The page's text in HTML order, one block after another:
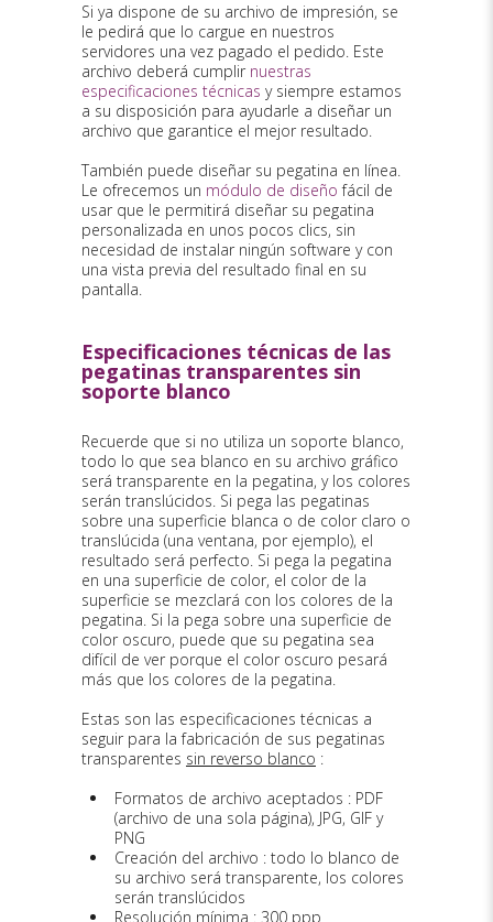
Si ya dispone de su archivo de impresión, se
le pedirá que lo cargue en nuestros
servidores una vez pagado el pedido. Este
archivo deberá cumplir nuestras
especificaciones técnicas y siempre estamos
a su disposición para ayudarle a diseñar un
archivo que garantice el mejor resultado.
También puede diseñar su pegatina en línea.
Le ofrecemos un módulo de diseño fácil de
usar que le permitirá diseñar su pegatina
personalizada en unos pocos clics, sin
necesidad de instalar ningún software y con
una vista previa del resultado final en su
pantalla.
Especificaciones técnicas de las
pegatinas transparentes sin
soporte blanco
Recuerde que si no utiliza un soporte blanco,
todo lo que sea blanco en su archivo gráfico
será transparente en la pegatina, y los colores
serán translúcidos. Si pega las pegatinas
sobre una superficie blanca o de color claro o
translúcida (una ventana, por ejemplo), el
resultado será perfecto. Si pega la pegatina
en una superficie de color, el color de la
superficie se mezclará con los colores de la
pegatina. Si la pega sobre una superficie de
color oscuro, puede que su pegatina sea
difícil de ver porque el color oscuro pesará
más que los colores de la pegatina.
Estas son las especificaciones técnicas a
seguir para la fabricación de sus pegatinas
transparentes sin reverso blanco :
Formatos de archivo aceptados : PDF
(archivo de una sola página), JPG, GIF y
PNG
Creación del archivo : todo lo blanco de
su archivo será transparente, los colores
serán translúcidos
Resolución mínima : 300 ppp